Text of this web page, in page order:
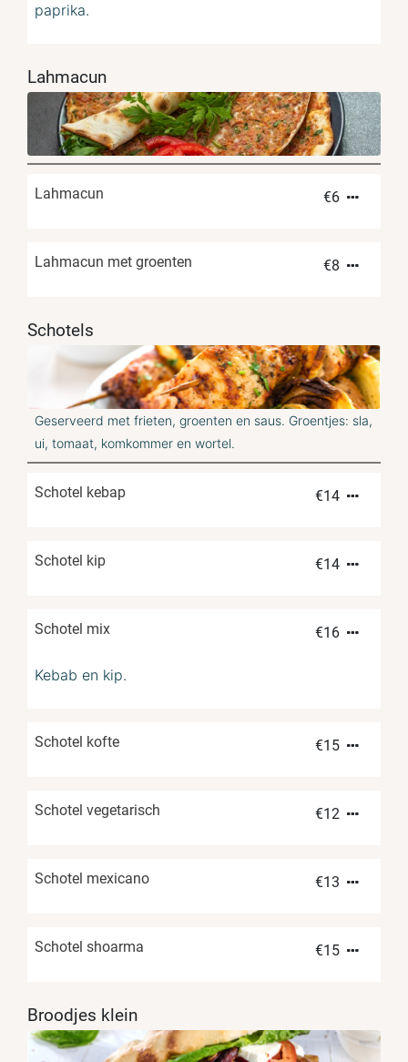
paprika.
Lahmacun
Lahmacun €6
Lahmacun met groenten €8
Schotels
Geserveerd met frieten, groenten en saus. Groentjes: sla,
ui, tomaat, komkommer en wortel.
Schotel kebap €14
Schotel kip €14
Schotel mix €16
Kebab en kip.
Schotel kofte €15
Schotel vegetarisch €12
Schotel mexicano €13
Schotel shoarma €15
Broodjes klein